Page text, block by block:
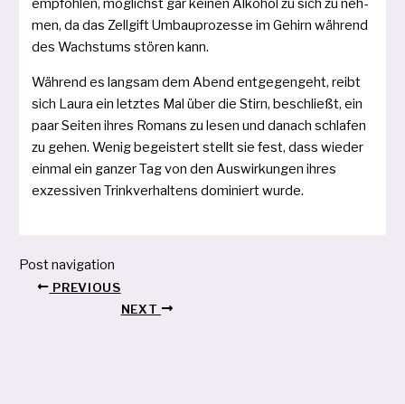
emp­foh­len, mög­lichst gar kei­nen Alkohol zu sich zu neh­
men, da das Zellgift Umbauprozesse im Gehirn wäh­rend
des Wachstums stö­ren kann.
Während es lang­sam dem Abend ent­ge­gen­geht, reibt
sich Laura ein letz­tes Mal über die Stirn, beschließt, ein
paar Seiten ihres Romans zu lesen und danach schla­fen
zu gehen. Wenig begeis­tert stellt sie fest, dass wie­der
ein­mal ein gan­zer Tag von den Auswirkungen ihres
exzes­si­ven Trinkverhaltens domi­niert wurde.
Post navigation
PREVIOUS
NEXT